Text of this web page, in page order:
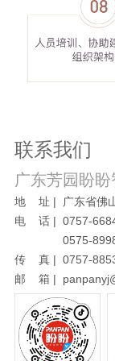
联系我们
广东芳园盼
地 址 | 广东省佛
电 话 | 0757-
0575-
传 真 | 0757-
邮 箱 |